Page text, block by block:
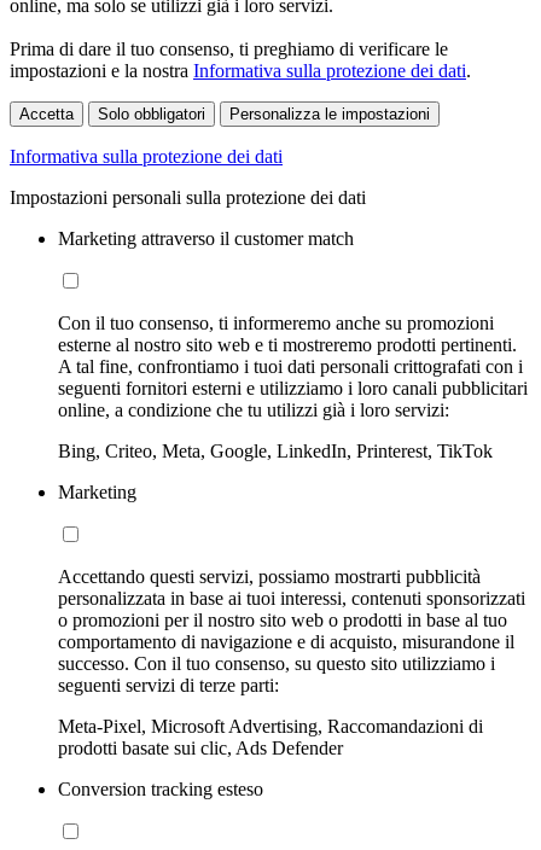
online, ma solo se utilizzi già i loro servizi.
Prima di dare il tuo consenso, ti preghiamo di verificare le
impostazioni e la nostra Informativa sulla protezione dei dati.
Accetta Solo obbligatori Personalizza le impostazioni
Informativa sulla protezione dei dati
Impostazioni personali sulla protezione dei dati
Marketing attraverso il customer match
Con il tuo consenso, ti informeremo anche su promozioni
esterne al nostro sito web e ti mostreremo prodotti pertinenti.
A tal fine, confrontiamo i tuoi dati personali crittografati con i
seguenti fornitori esterni e utilizziamo i loro canali pubblicitari
online, a condizione che tu utilizzi già i loro servizi:
Bing, Criteo, Meta, Google, LinkedIn, Printerest, TikTok
Marketing
Accettando questi servizi, possiamo mostrarti pubblicità
personalizzata in base ai tuoi interessi, contenuti sponsorizzati
o promozioni per il nostro sito web o prodotti in base al tuo
comportamento di navigazione e di acquisto, misurandone il
successo. Con il tuo consenso, su questo sito utilizziamo i
seguenti servizi di terze parti:
Meta-Pixel, Microsoft Advertising, Raccomandazioni di
prodotti basate sui clic, Ads Defender
Conversion tracking esteso